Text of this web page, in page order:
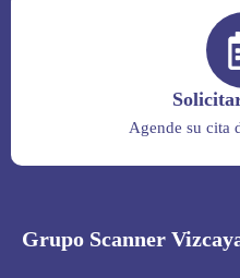
Agende su cita
Grupo Scanner